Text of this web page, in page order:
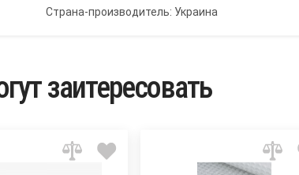
Страна-производитель: Украина
заитересовать